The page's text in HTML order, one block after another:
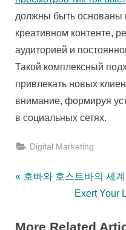
должны быть основаны
креативном контенте,
аудиторией и
Такой комплексный
привлекать новых
внимание, формируя
в социальных сетях.
Digital Marketing
Post
P
v
호빠와 호스트바의 세계
N
x
Exert Your
More Related